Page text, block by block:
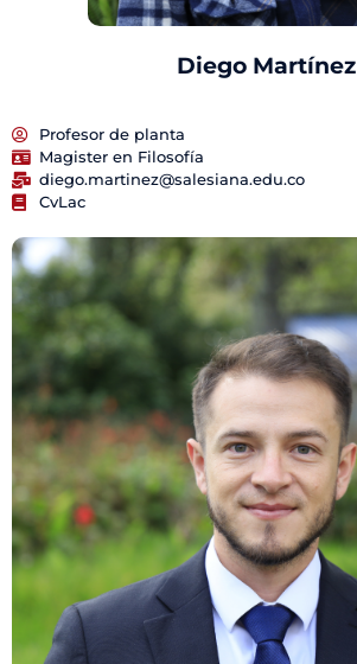
Diego Martínez
Profesor de planta
Magister en Filosofía
diego.martinez@salesiana.edu.co
CvLac